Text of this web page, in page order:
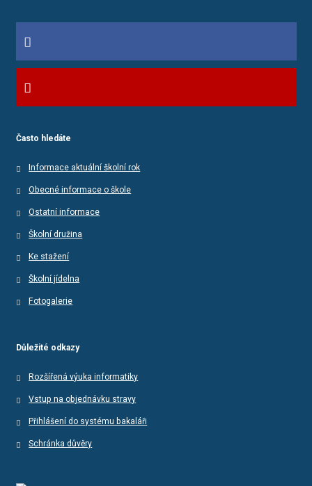
Často hledáte
Informace aktuální školní rok
Obecné informace o škole
Ostatní informace
Školní družina
Ke stažení
Školní jídelna
Fotogalerie
Důležité odkazy
Rozšířená výuka informatiky
Vstup na objednávku stravy
Přihlášení do systému bakaláři
Schránka důvěry